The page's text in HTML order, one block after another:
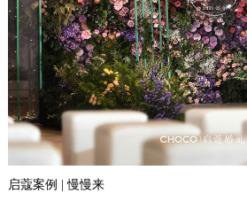
启蔻案例 | 慢慢来